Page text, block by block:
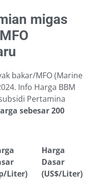
migas
bakar/MFO (Marine
Info Harga BBM
Pertamina
sebesar 200
Liter)
Harga
Dasar
(US$/Liter)